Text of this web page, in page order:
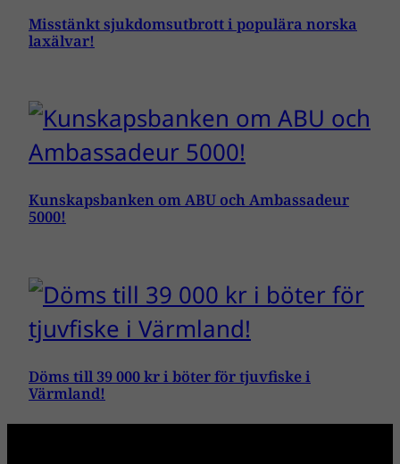
Misstänkt sjukdomsutbrott i populära norska
laxälvar!
Kunskapsbanken om ABU och Ambassadeur
5000!
Döms till 39 000 kr i böter för tjuvfiske i
Värmland!